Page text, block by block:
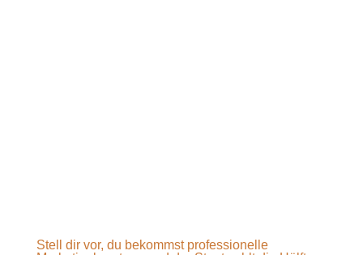
Stell dir vor, du bekommst professionelle